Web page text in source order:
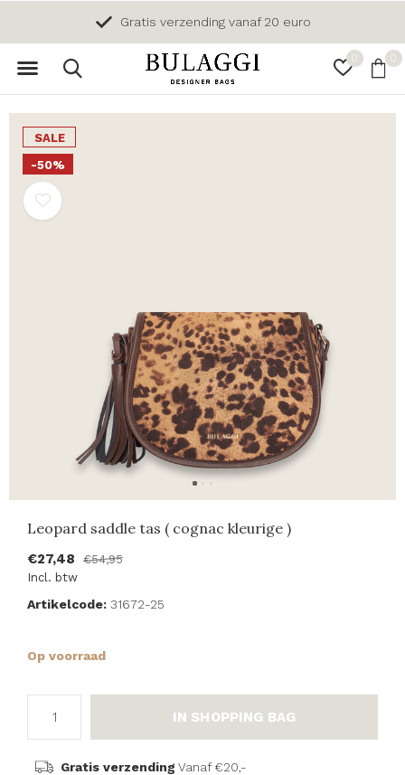
0 0
Gratis verzending vanaf 20 euro
SALE
-50%
Leopard saddle tas ( cognac kleurige )
€27,48
€54,95
Incl. btw
Artikelcode: 31672-25
Op voorraad
IN SHOPPING BAG
Gratis verzending Vanaf €20,-